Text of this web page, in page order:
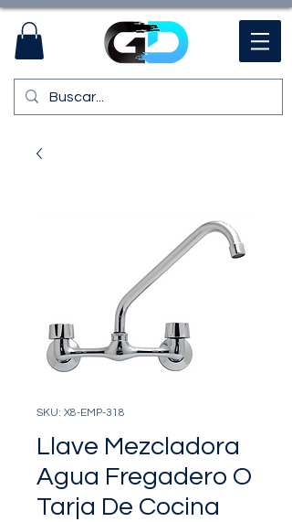
SKU: X8-EMP-318
Llave Mezcladora
Agua Fregadero O
Tarja De Cocina